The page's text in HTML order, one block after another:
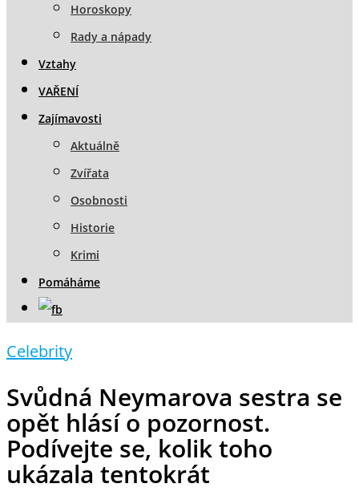
Horoskopy
Rady a nápady
Vztahy
VAŘENÍ
Zajímavosti
Aktuálně
Zvířata
Osobnosti
Historie
Krimi
Pomáháme
Celebrity
Svůdná Neymarova sestra se
opět hlásí o pozornost.
Podívejte se, kolik toho
ukázala tentokrát